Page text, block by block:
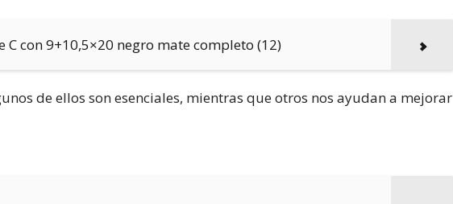
C con 9+10,5×20 negro mate completo (12)
de ellos son esenciales, mientras que otros nos ayudan a mejorar